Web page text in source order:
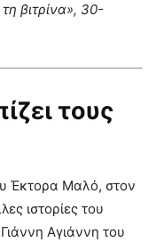
βιτρίνα», 30-
τους
Έκτορα Μαλό, στον
ιστορίες του
Αγιάννη του